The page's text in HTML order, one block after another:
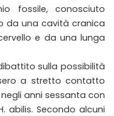
fossile, conosciuto
da una cavità cranica
e da una lunga
sulla possibilità
a stretto contatto
anni sessanta con
abilis. Secondo alcuni